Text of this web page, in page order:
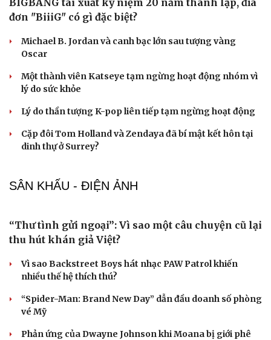
tấn lúa
diễn đặc biệt ở Nha Trang
của NTK Thảo Nguyễn
BIGBANG tái xuất kỷ niệm 20 năm thành lập, đĩa
đơn "BiiiG" có gì đặc biệt?
Michael B. Jordan và canh bạc lớn sau tượng vàng
Oscar